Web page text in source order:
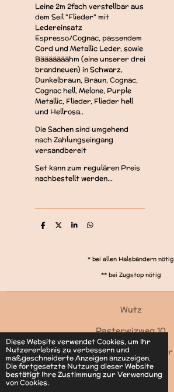
Diese Website verwendet Cookies, um Ihr
Nutzererlebnis zu verbessern und
maßgeschneiderte Anzeigen anzuzeigen.
Die fortgesetzte Nutzung dieser Website
bestätigt Ihre Zustimmung zur Verwendung
von Cookies.
Leine 2m 2fach verstellbar aus
dem Seil "Flieder" mit
Ledereinsatz
Espresso/Cognac, passendem
Cord und Metallic Leder, sowie
Bääääääähm (eine unserer drei
brandneuen) in Schwarz,
Dunkelbraun, Braun, Cognac,
Cognac hell, Melone, Purple
Metallic, Flieder, Flieder hell
und Hellrosa..
Die Sachen sind umgehend
nach Zahlungseingang
versandbereit
Set kann zum regulären Preis
nachbestellt werden...
T
T
T
T
e
n
* bei allen Halsbändern nötig
** bei Zugstop nötig
Wutz
Pasterwizweg 10
4550 Kremsmünster
Kontakt
© 2022 - 2026 Wutz